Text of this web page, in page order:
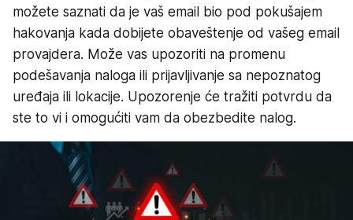
možete saznati da je vaš email bio pod pokušajem
hakovanja kada dobijete obaveštenje od vašeg email
provajdera. Može vas upozoriti na promenu
podešavanja naloga ili prijavljivanje sa nepoznatog
uređaja ili lokacije. Upozorenje će tražiti potvrdu da
ste to vi i omogućiti vam da obezbedite nalog.